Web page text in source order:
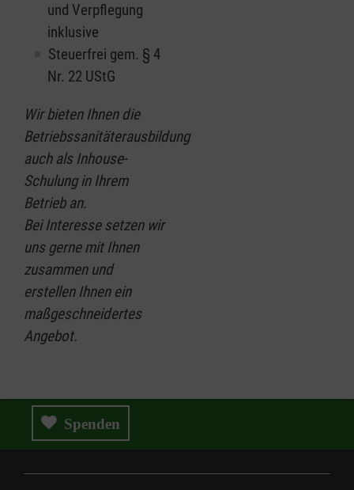
und Verpflegung
inklusive
Steuerfrei gem. § 4
Nr. 22 UStG
Wir bieten Ihnen die
Betriebssanitäterausbildung
auch als Inhouse-
Schulung in Ihrem
Betrieb an.
Bei Interesse setzen wir
uns gerne mit Ihnen
zusammen und
erstellen Ihnen ein
maßgeschneidertes
Angebot.
Spenden